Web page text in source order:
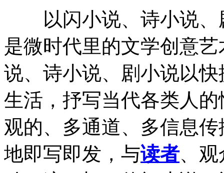
以闪小说、诗小说、
是微时代里的文学创意
说、诗小说、剧小说以
生活，抒写当代各类人
观的、多通道、多信息
地即写即发，与读者、